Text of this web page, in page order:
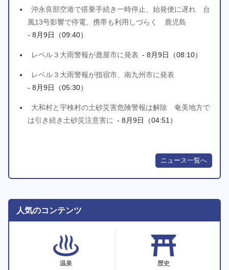
沖永良部空港で搭乗手続き一時停止、始発便に遅れ 台
風13号影響で停電、携帯も利用しづらく 鹿児島
- 8月9日（09:40）
レベル３大雨警報が鹿屋市に発表 - 8月9日（08:10）
レベル３大雨警報が指宿市、南九州市に発表
- 8月9日（05:30）
大和村と宇検村の土砂災害危険警報は解除 奄美地方で
は引き続き土砂災注意害に - 8月9日（04:51）
ニュース一覧へ
人気のコンテンツ
温泉 歴史